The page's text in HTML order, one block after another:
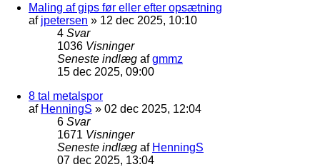
Maling af gips før eller efter opsætning
af jpetersen » 12 dec 2025, 10:10
4 Svar
1036 Visninger
Seneste indlæg afgmmz
15 dec 2025, 09:00
8 tal metalspor
af HenningS » 02 dec 2025, 12:04
6 Svar
1671 Visninger
Seneste indlæg af HenningS
07 dec 2025, 13:04